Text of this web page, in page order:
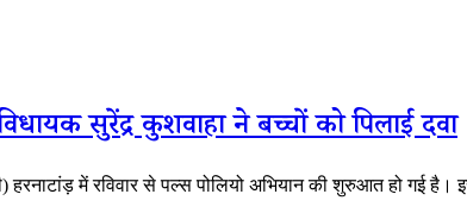
सुरेंद्र कुशवाहा ने बच्चों को पिलाई दवा
हरनाटांड़ में रविवार से पल्स पोलियो अभियान की शुरुआत हो गई